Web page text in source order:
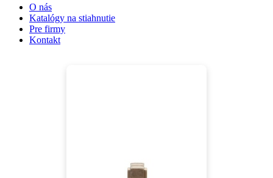
O nás
Katalógy na stiahnutie
Pre firmy
Kontakt